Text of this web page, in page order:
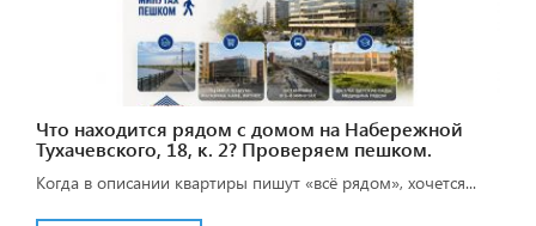
Что находится рядом с домом на Набережной
Тухачевского, 18, к. 2? Проверяем пешком.
Когда в описании квартиры пишут «всё рядом», хочется...